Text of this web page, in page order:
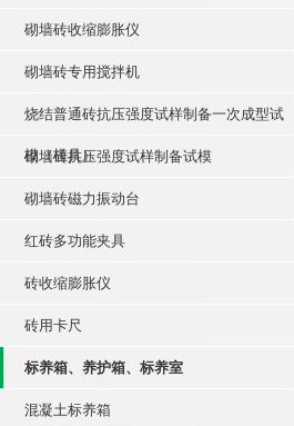
砌墙砖收缩膨胀仪
砌墙砖专用搅拌机
烧结普通砖抗压强度试样制备一次成型试
模（模具）
砌墙砖抗压强度试样制备试模
砌墙砖磁力振动台
红砖多功能夹具
砖收缩膨胀仪
砖用卡尺
标养箱、养护箱、标养室
混凝土标养箱